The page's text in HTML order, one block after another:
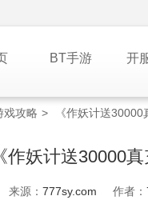
BT手游 开
戏攻略 > 《作妖计送
《作妖计送30000
来源： 777sy.com 作者：